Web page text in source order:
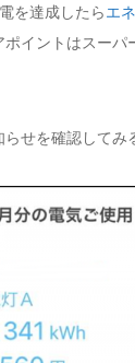
を達成したらエ
イントはスーパ
せを確認してみ